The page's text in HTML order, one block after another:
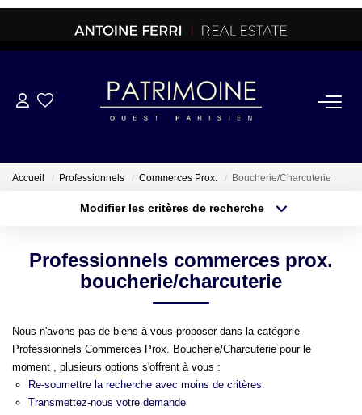
ACHETER
OFF MARKET
BRETAGNE
LOUER
Accueil Professionnels Commerces Prox. Boucherie/Charcuterie
Modifier les critères de recherche
Sélectionnez...
Type de bien
Surface min
Créer une alerte
Professionnels commerces prox.
boucherie/charcuterie
Nous n'avons pas de biens à vous proposer dans la catégorie
Professionnels Commerces Prox. Boucherie/Charcuterie pour le
moment , plusieurs options s'offrent à vous :
Re-soumettre la recherche avec moins de critères.
Transmettez-nous votre demande